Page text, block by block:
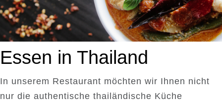
Essen in Thailand
In unserem Restaurant möchten wir Ihnen nicht
nur die authentische thailändische Küche